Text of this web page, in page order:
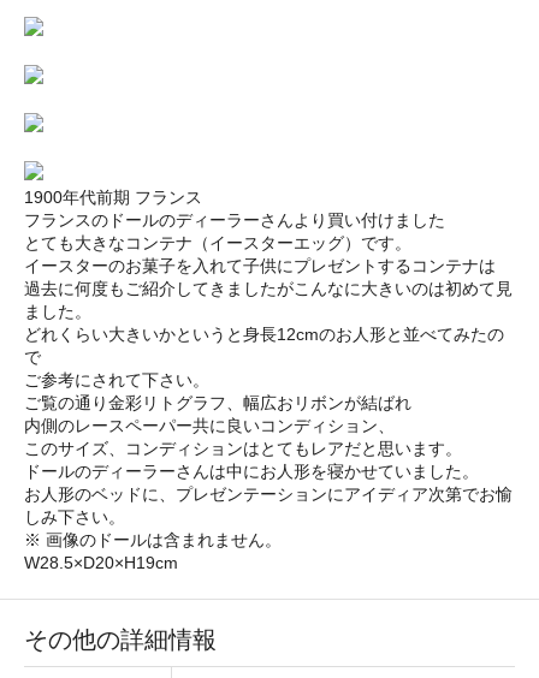
1900年代前期 フランス
フランスのドールのディーラーさんより買い付けました
とても大きなコンテナ（イースターエッグ）です。
イースターのお菓子を入れて子供にプレゼントするコンテナは
過去に何度もご紹介してきましたがこんなに大きいのは初めて見
ました。
どれくらい大きいかというと身長12cmのお人形と並べてみたの
で
ご参考にされて下さい。
ご覧の通り金彩リトグラフ、幅広おリボンが結ばれ
内側のレースペーパー共に良いコンディション、
このサイズ、コンディションはとてもレアだと思います。
ドールのディーラーさんは中にお人形を寝かせていました。
お人形のベッドに、プレゼンテーションにアイディア次第でお愉
しみ下さい。
※ 画像のドールは含まれません。
W28.5×D20×H19cm
その他の詳細情報